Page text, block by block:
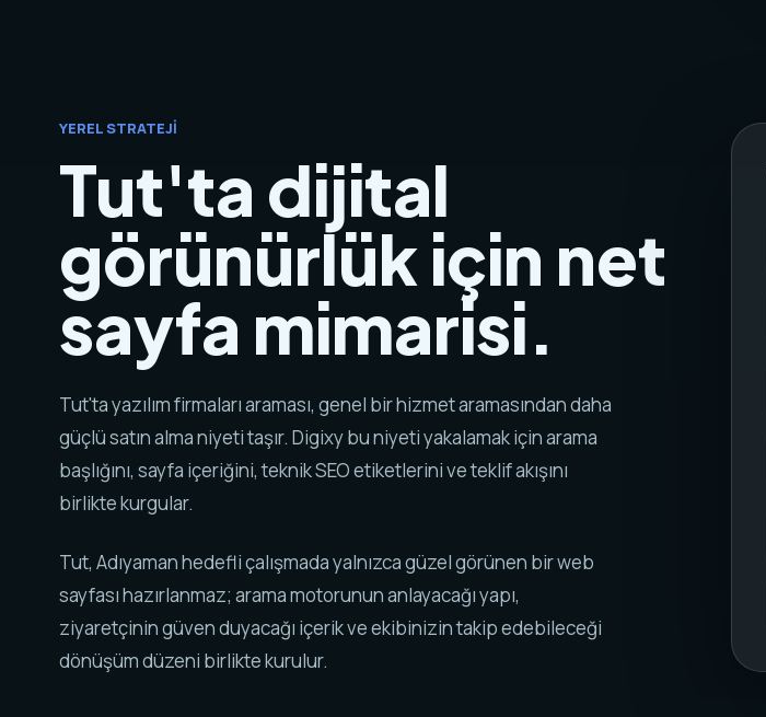
YEREL STRATEJI
Tut'ta dijital
görünürlük için net
sayfa mimarisi.
Tut'ta yazılım firmaları araması, genel bir hizmet aramasından daha
güçlü satın alma niyeti taşır. Digixy bu niyeti yakalamak için arama
başlığını, sayfa içeriğini, teknik SEO etiketlerini ve teklif akışını
birlikte kurgular.
Tut, Adıyaman hedefli çalışmada yalnızca güzel görünen bir web
sayfası hazırlanmaz; arama motorunun anlayacağı yapı,
ziyaretçinin güven duyacağı içerik ve ekibinizin takip edebileceği
dönüşüm düzeni birlikte kurulur.